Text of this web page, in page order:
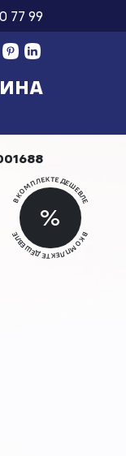
77 99
%
В КОМПЛЕКТЕ ДЕШЕВЛЕ
В КОМПЛЕКТЕ ДЕШЕВЛЕ